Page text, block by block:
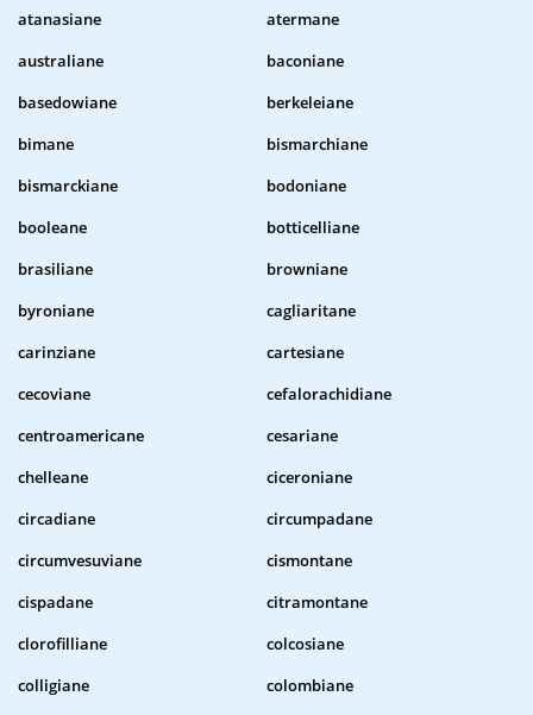
atanasiane
atermane
australiane
baconiane
basedowiane
berkeleiane
bimane
bismarchiane
bismarckiane
bodoniane
booleane
botticelliane
brasiliane
browniane
byroniane
cagliaritane
carinziane
cartesiane
cecoviane
cefalorachidiane
centroamericane
cesariane
chelleane
ciceroniane
circadiane
circumpadane
circumvesuviane
cismontane
cispadane
citramontane
clorofilliane
colcosiane
colligiane
colombiane